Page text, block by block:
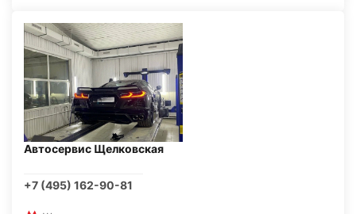
Автосервис Щелковская
+7 (495) 162-90-81